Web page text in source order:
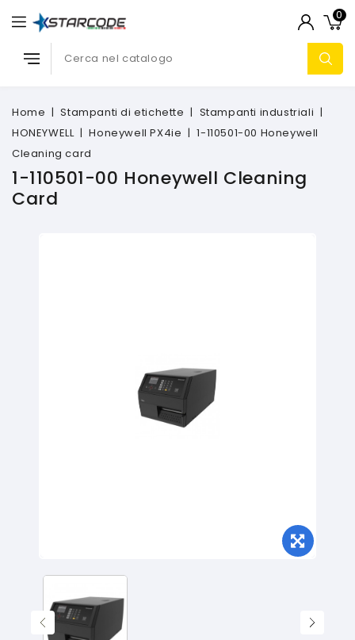
0
Home Stampanti di etichette
Stampanti industriali
HONEYWELL
Honeywell PX4ie
1-110501-00 Honeywell
Cleaning card
1-110501-00 Honeywell Cleaning
Card